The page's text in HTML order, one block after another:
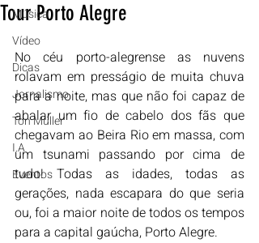
Música
Vídeo
Dicas
Jornalismo
Ton Müller
I.A
Eventos
Tour Porto Alegre
No céu porto-alegrense as nuvens
rolavam em presságio de muita chuva
para a noite, mas que não foi capaz de
abalar um fio de cabelo dos fãs que
chegavam ao Beira Rio em massa, com
um tsunami passando por cima de
tudo! Todas as idades, todas as
gerações, nada escapara do que seria
ou, foi a maior noite de todos os tempos
para a capital gaúcha, Porto Alegre.